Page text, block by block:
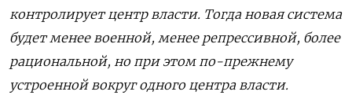
контролирует центр власти. Тогда новая система
будет менее военной, менее репрессивной, более
рациональной, но при этом по-прежнему
устроенной вокруг одного центра власти.